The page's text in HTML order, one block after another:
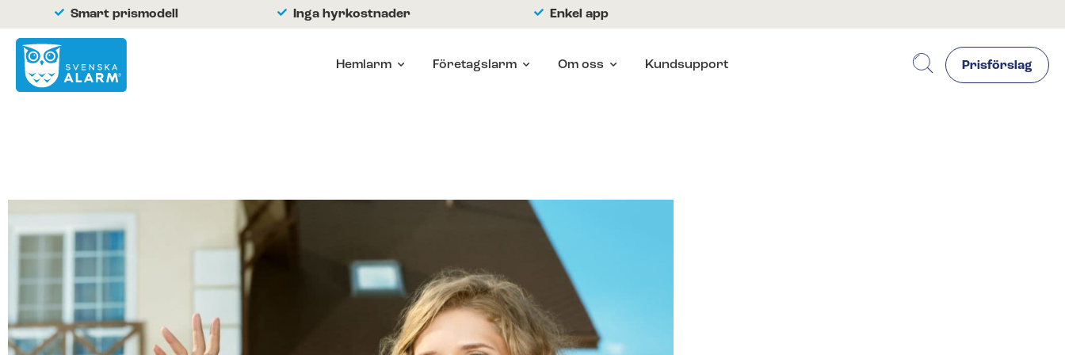
Smart prismodell Inga hyrkostnader Enkel app
Hemlarm Företagslarm Om oss Kundsupport Prisförslag
Hemlarm